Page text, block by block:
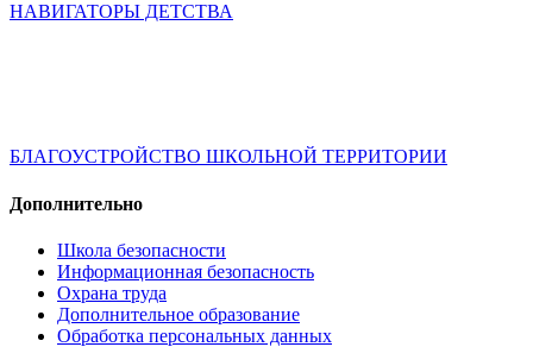
НАВИГАТОРЫ ДЕТСТВА
БЛАГОУСТРОЙСТВО ШКОЛЬНОЙ ТЕРРИТОРИИ
Дополнительно
Школа безопасности
Информационная безопасность
Охрана труда
Дополнительное образование
Обработка персональных данных